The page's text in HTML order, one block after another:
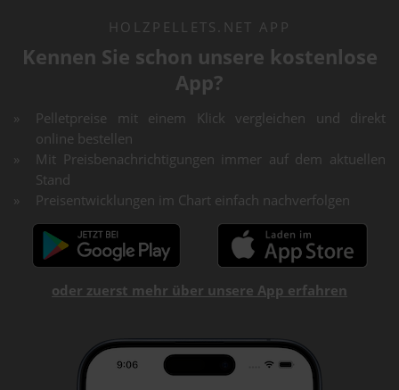
HOLZPELLETS.NET APP
Kennen Sie schon unsere kostenlose
App?
Pelletpreise mit einem Klick vergleichen und direkt
online bestellen
Mit Preisbenachrichtigungen immer auf dem aktuellen
Stand
Preisentwicklungen im Chart einfach nachverfolgen
oder zuerst mehr über unsere App erfahren